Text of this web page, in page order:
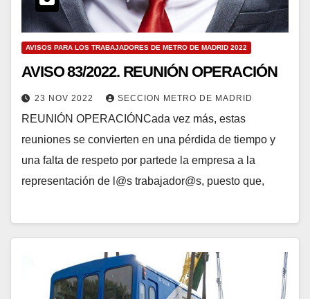
AVISOS PARA LOS TRABAJADORES DE METRO DE MADRID 2022
AVISO 83/2022. REUNIÓN OPERACIÓN
23 NOV 2022 SECCION METRO DE MADRID
REUNIÓN OPERACIÓNCada vez más, estas
reuniones se convierten en una pérdida de tiempo y
una falta de respeto por partede la empresa a la
representación de l@s trabajador@s, puesto que,